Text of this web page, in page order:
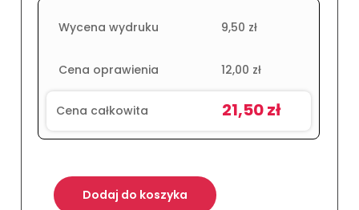
Wycena wydruku 9,50 zł
Cena oprawienia 12,00 zł
Cena całkowita 21,50zł
Dodaj do koszyka